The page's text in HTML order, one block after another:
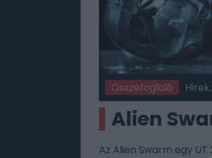
Összefoglaló
Alien
Az Alien Swarm egy